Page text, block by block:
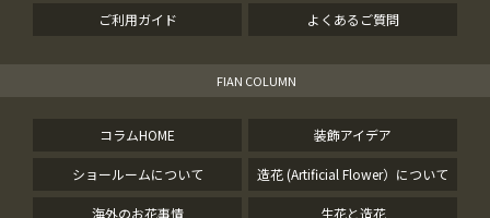
ご利用ガイド よくあるご質問
FIAN COLUMN
コラムHOME 装飾アイデア
ショールームについて 造花 (Artificial Flower）について
海外のお花事情 生花と造花